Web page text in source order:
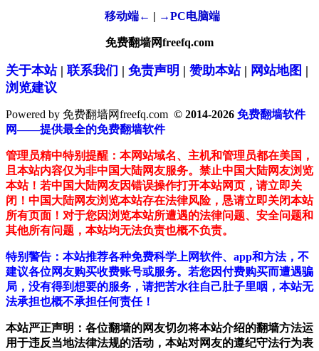
移动端← | →PC电脑端
免费翻墙网freefq.com
关于本站| 联系我们 | 免责声明 | 赞助本站| 网站地图 |
浏览建议
Powered by 免费翻墙网freefq.com © 2014-2026 免费翻墙软件
网——提供最全的免费翻墙软件
管理员精中特别提醒：本网站域名、主机和管理员都在美国，
且本站内容仅为非中国大陆网友服务。禁止中国大陆网友浏览
本站！若中国大陆网友因错误操作打开本站网页，请立即关
闭！中国大陆网友浏览本站存在法律风险，恳请立即关闭本站
所有页面！对于您因浏览本站所遭遇的法律问题、安全问题和
其他所有问题，本站均无法负责也概不负责。
特别警告：本站推荐各种免费科学上网软件、app和方法，不
建议各位网友购买收费账号或服务。若您因付费购买而遭遇骗
局，没有得到想要的服务，请把苦水往自己肚子里咽，本站无
法承担也概不承担任何责任！
本站严正声明：各位翻墙的网友切勿将本站介绍的翻墙方法运
用于违反当地法律法规的活动，本站对网友的遵纪守法行为表